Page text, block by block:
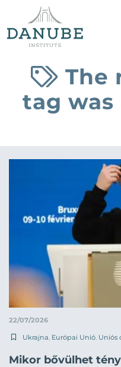
The
tag
22/07/2026
Ukrajna Európai Unió Uniós
Mikor bővülhet